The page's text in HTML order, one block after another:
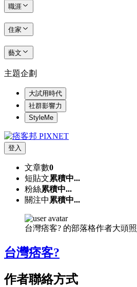
職涯
住家
藝文
主題企劃
大試用時代
社群影響力
StyleMe
登入
文章數0
短貼文累積中...
粉絲累積中...
關注中 累積中...
台灣痞客? 的部落格作者大頭照
台灣痞客?
作者聯絡方式